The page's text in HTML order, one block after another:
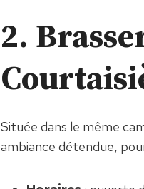
2.
Située dans le même
ambiance détendue,